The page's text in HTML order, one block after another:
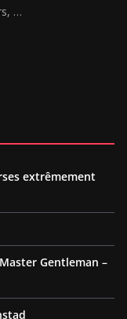
…
extrêmement
Gentleman –